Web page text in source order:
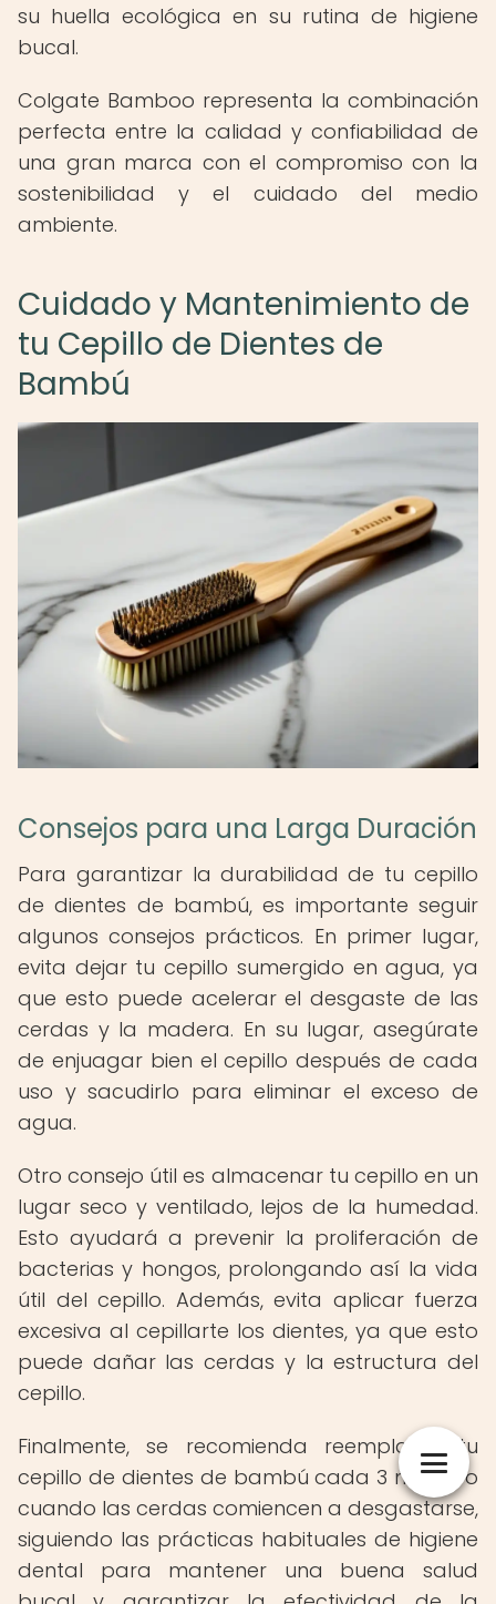
su huella ecológica en su rutina de higiene
bucal.
Colgate Bamboo representa la combinación
perfecta entre la calidad y confiabilidad de
una gran marca con el compromiso con la
sostenibilidad y el cuidado del medio
ambiente.
Cuidado y Mantenimiento de
tu Cepillo de Dientes de
Bambú
Consejos para una Larga Duración
Para garantizar la durabilidad de tu cepillo
de dientes de bambú, es importante seguir
algunos consejos prácticos. En primer lugar,
evita dejar tu cepillo sumergido en agua, ya
que esto puede acelerar el desgaste de las
cerdas y la madera. En su lugar, asegúrate
de enjuagar bien el cepillo después de cada
uso y sacudirlo para eliminar el exceso de
agua.
Otro consejo útil es almacenar tu cepillo en un
lugar seco y ventilado, lejos de la humedad.
Esto ayudará a prevenir la proliferación de
bacterias y hongos, prolongando así la vida
útil del cepillo. Además, evita aplicar fuerza
excesiva al cepillarte los dientes, ya que esto
puede dañar las cerdas y la estructura del
cepillo.
Finalmente, se recomienda reemplazar tu
cepillo de dientes de bambú cada 3 meses o
cuando las cerdas comiencen a desgastarse,
siguiendo las prácticas habituales de higiene
dental para mantener una buena salud